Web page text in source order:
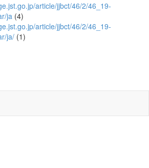
article/jjbct/46/2/46_19-
ja (4)
article/jjbct/46/2/46_19-
ja/ (1)